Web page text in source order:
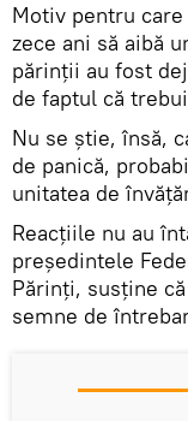
Motiv pentru
zece ani să aibă
părinţii au fost
de faptul că
Nu se ştie, însă,
de panică,
unitatea de
Reacţiile nu au
preşedintele
Părinţi, susţine
semne de